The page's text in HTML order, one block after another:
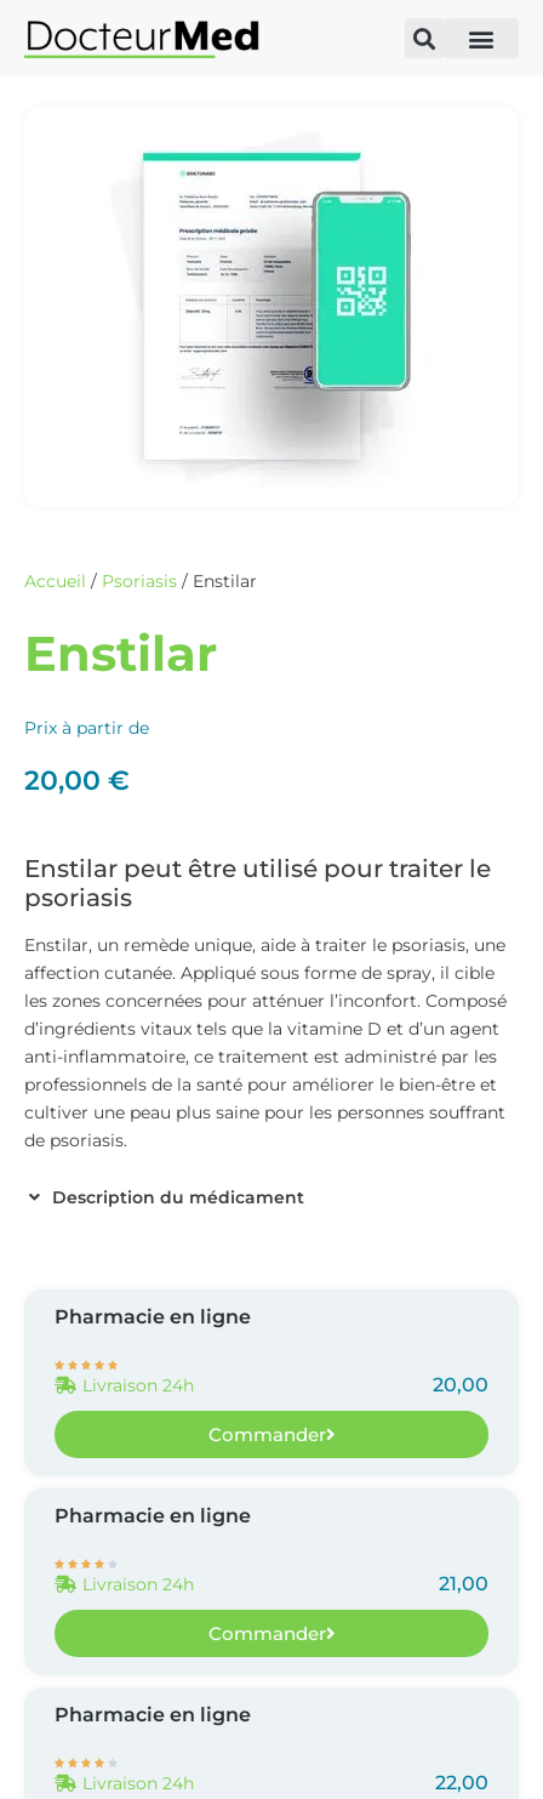
Accueil / Psoriasis / Enstilar
Enstilar
Prix à partir de
20,00 €
Enstilar peut être utilisé pour traiter le
psoriasis
Enstilar, un remède unique, aide à traiter le psoriasis, une
affection cutanée. Appliqué sous forme de spray, il cible
les zones concernées pour atténuer l’inconfort. Composé
d’ingrédients vitaux tels que la vitamine D et d’un agent
anti-inflammatoire, ce traitement est administré par les
professionnels de la santé pour améliorer le bien-être et
cultiver une peau plus saine pour les personnes souffrant
de psoriasis.
Description du médicament
Pharmacie en ligne
    
Livraison 24h 20,00
Commander
Pharmacie en ligne
    
Livraison 24h 21,00
Commander
Pharmacie en ligne
    
Livraison 24h 22,00